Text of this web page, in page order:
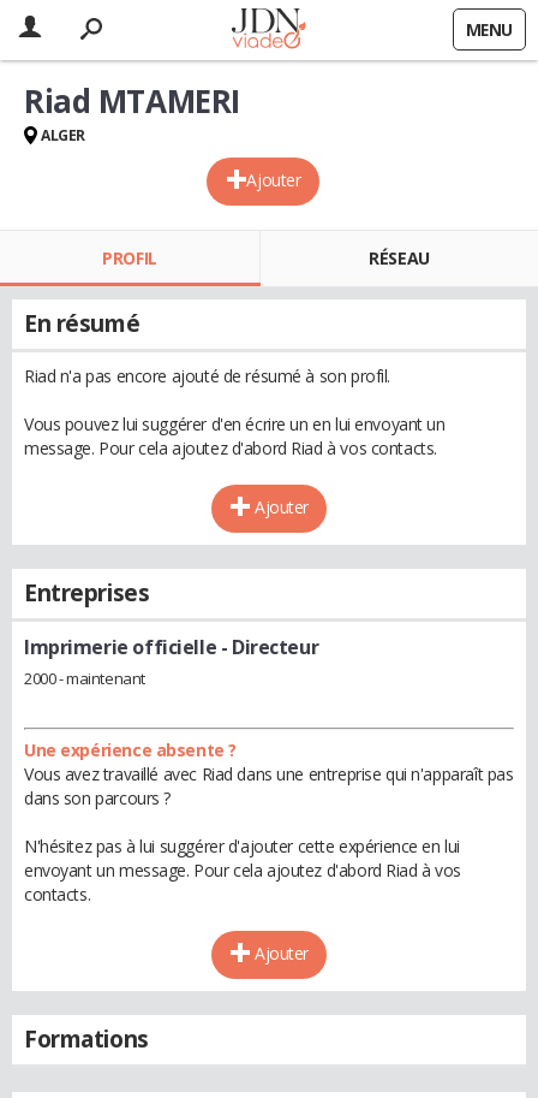
MENU
Ajouter
Riad MTAMERI
ALGER
PROFIL RÉSEAU
En résumé
Riad n'a pas encore ajouté de résumé à son profil.
Vous pouvez lui suggérer d'en écrire un en lui envoyant un
message. Pour cela ajoutez d'abord Riad à vos contacts.
Ajouter
Entreprises
Imprimerie officielle - Directeur
2000 - maintenant
Une expérience absente ?
Vous avez travaillé avec Riad dans une entreprise qui n'apparaît pas
dans son parcours ?
N'hésitez pas à lui suggérer d'ajouter cette expérience en lui
envoyant un message. Pour cela ajoutez d'abord Riad à vos
contacts.
Ajouter
Formations